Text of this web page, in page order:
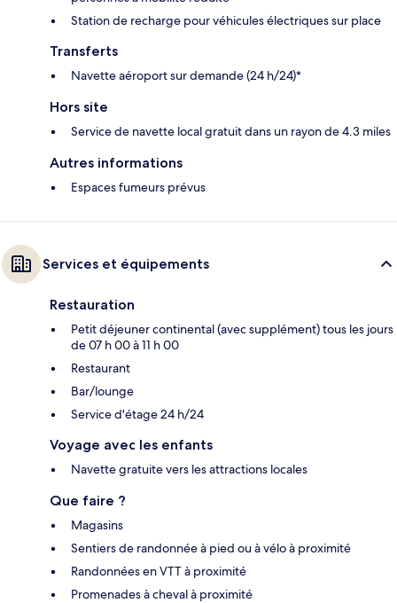
Station de recharge pour véhicules électriques sur place
Transferts
Navette aéroport sur demande (24 h/24)*
Hors site
Service de navette local gratuit dans un rayon de 4.3 miles
Autres informations
Espaces fumeurs prévus
Services et équipements
Restauration
Petit déjeuner continental (avec supplément) tous les jours
de 07 h 00 à 11 h 00
Restaurant
Bar/lounge
Service d'étage 24 h/24
Voyage avec les enfants
Navette gratuite vers les attractions locales
Que faire ?
Magasins
Sentiers de randonnée à pied ou à vélo à proximité
Randonnées en VTT à proximité
Promenades à cheval à proximité